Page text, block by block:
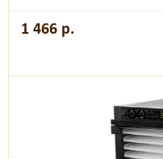
1 466 р.